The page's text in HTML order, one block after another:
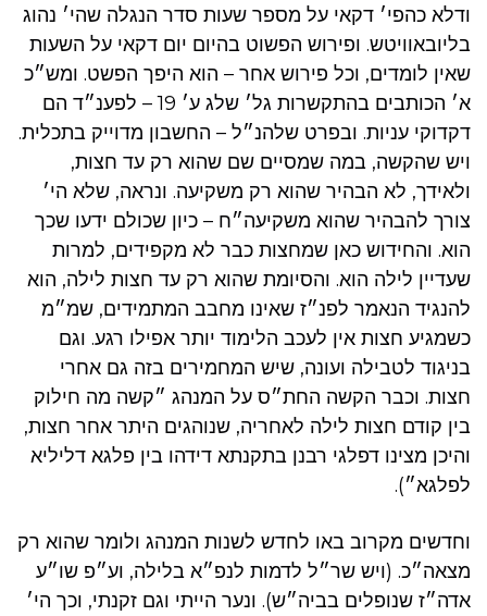
ודלא כהפי׳ דקאי על מספר שעות סדר הנגלה שהי׳ נהוג
בליובאוויטש. ופירוש הפשוט בהיום יום דקאי על השעות
שאין לומדים, וכל פירוש אחר – הוא היפך הפשט. ומש״כ
א׳ הכותבים בהתקשרות גל׳ שלג ע׳ 19 – לפענ״ד הם
דקדוקי עניות. ובפרט שלהנ״ל – החשבון מדוייק בתכלית.
ויש שהקשה, במה שמסיים שם שהוא רק עד חצות,
ולאידך, לא הבהיר שהוא רק משקיעה. ונראה, שלא הי׳
צורך להבהיר שהוא משקיעה״ח – כיון שכולם ידעו שכך
הוא. והחידוש כאן שמחצות כבר לא מקפידים, למרות
שעדיין לילה הוא. והסיומת שהוא רק עד חצות לילה, הוא
להנגיד הנאמר לפנ״ז שאינו מחבב המתמידים, שמ״מ
כשמגיע חצות אין לעכב הלימוד יותר אפילו רגע. וגם
בניגוד לטבילה ועונה, שיש המחמירים בזה גם אחרי
חצות. וכבר הקשה החת״ס על המנהג ״קשה מה חילוק
בין קודם חצות לילה לאחריה, שנוהגים היתר אחר חצות,
והיכן מצינו דפלגי רבנן בתקנתא דידהו בין פלגא דליליא
לפלגא״).
וחדשים מקרוב באו לחדש לשנות המנהג ולומר שהוא רק
מצאה״כ. (ויש שר״ל לדמות לנפ״א בלילה, וע״פ שו״ע
אדה״ז שנופלים בביה״ש). ונער הייתי וגם זקנתי, וכך הי׳